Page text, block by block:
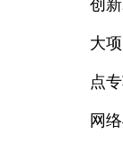
创
大
点
网